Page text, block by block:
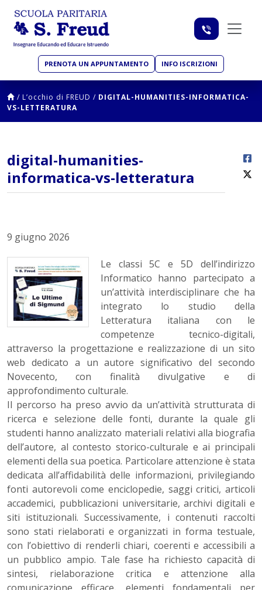
PRENOTA UN APPUNTAMENTO INFO ISCRIZIONI
/ L’occhio di FREUD / DIGITAL-HUMANITIES-INFORMATICA-
VS-LETTERATURA
digital-humanities-
informatica-vs-letteratura
9 giugno 2026
Le classi 5C e 5D dell’indirizzo
Informatico hanno partecipato a
un’attività interdisciplinare che ha
integrato lo studio della
Letteratura italiana con le
competenze tecnico-digitali,
attraverso la progettazione e realizzazione di un sito
web dedicato a un autore significativo del secondo
Novecento, con finalità divulgative e di
approfondimento culturale.
Il percorso ha preso avvio da un’attività strutturata di
ricerca e selezione delle fonti, durante la quale gli
studenti hanno analizzato materiali relativi alla biografia
dell’autore, al contesto storico-culturale e ai principali
elementi della sua poetica. Particolare attenzione è stata
dedicata all’affidabilità delle informazioni, privilegiando
fonti autorevoli come enciclopedie, saggi critici, articoli
accademici, pubblicazioni universitarie, archivi digitali e
siti istituzionali. Successivamente, i contenuti raccolti
sono stati rielaborati e organizzati in forma testuale,
con l’obiettivo di renderli chiari, coerenti e accessibili a
un pubblico ampio. Tale fase ha richiesto capacità di
sintesi, rielaborazione critica e attenzione alla